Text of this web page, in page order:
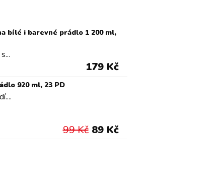
bílé i barevné prádlo 1 200 ml,
179 Kč
920 ml, 23 PD
99 Kč89 Kč